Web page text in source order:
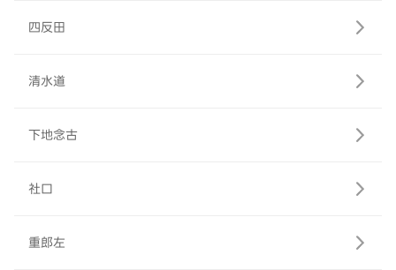
四反田
清水道
下地念古
社口
重郎左